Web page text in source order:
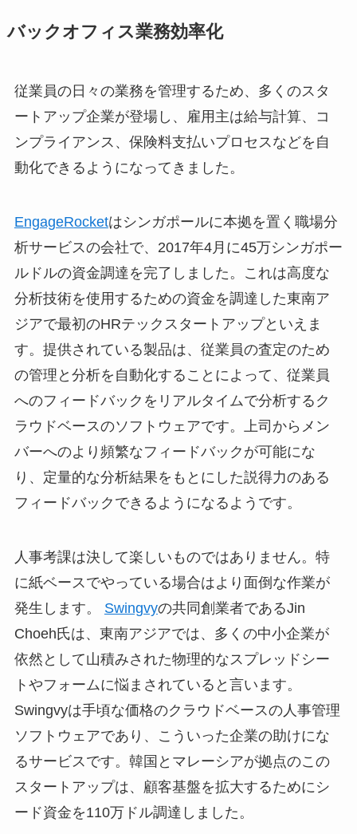
バックオフィス業務効率化
従業員の日々の業務を管理するため、多くのスタ
ートアップ企業が登場し、雇用主は給与計算、コ
ンプライアンス、保険料支払いプロセスなどを自
動化できるようになってきました。
EngageRocketはシンガポールに本拠を置く職場分
析サービスの会社で、2017年4月に45万シンガポー
ルドルの資金調達を完了しました。これは高度な
分析技術を使用するための資金を調達した東南ア
ジアで最初のHRテックスタートアップといえま
す。提供されている製品は、従業員の査定のため
の管理と分析を自動化することによって、従業員
へのフィードバックをリアルタイムで分析するク
ラウドベースのソフトウェアです。上司からメン
バーへのより頻繁なフィードバックが可能にな
り、定量的な分析結果をもとにした説得力のある
フィードバックできるようになるようです。
人事考課は決して楽しいものではありません。特
に紙ベースでやっている場合はより面倒な作業が
発生します。 Swingvyの共同創業者であるJin
Choeh氏は、東南アジアでは、多くの中小企業が
依然として山積みされた物理的なスプレッドシー
トやフォームに悩まされていると言います。
Swingvyは手頃な価格のクラウドベースの人事管理
ソフトウェアであり、こういった企業の助けにな
るサービスです。韓国とマレーシアが拠点のこの
スタートアップは、顧客基盤を拡大するためにシ
ード資金を110万ドル調達しました。